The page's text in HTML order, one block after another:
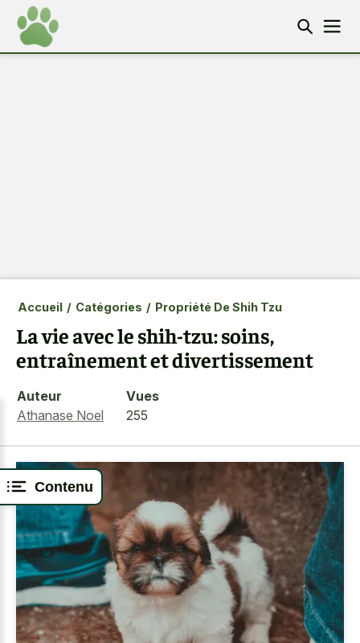
Contenu
Accueil / Catégories / Propriété De Shih Tzu
La vie avec le shih-tzu: soins,
entraînement et divertissement
Auteur
Athanase Noel
Vues
255